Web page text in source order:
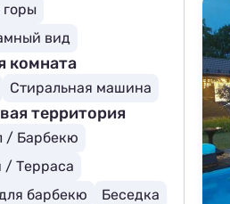
вид
комната
Стиральная машина
территория
/ Барбекю
/ Терраса
барбекю
Беседка